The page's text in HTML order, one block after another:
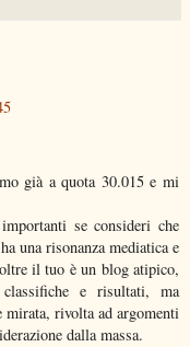
già a quota 30.015 e mi
se consideri che
una risonanza mediatica e
il tuo è un blog atipico,
e risultati, ma
mirata, rivolta ad argomenti
dalla massa.